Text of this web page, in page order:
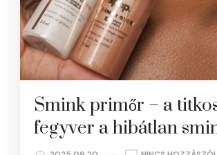
Smink primőr – a
fegyver a hibátlan